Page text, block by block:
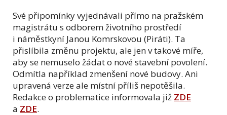
Své připomínky vyjednávali přímo na pražském
magistrátu s odborem životního prostředí
i náměstkyní Janou Komrskovou (Piráti). Ta
přislíbila změnu projektu, ale jen v takové míře,
aby se nemuselo žádat o nové stavební povolení.
Odmítla například zmenšení nové budovy. Ani
upravená verze ale místní příliš nepotěšila.
Redakce o problematice informovala již ZDE
a ZDE.